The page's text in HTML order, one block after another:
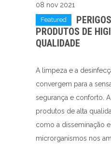
08 nov 2021
Featured
PRODUTOS DE
QUALIDADE
A limpeza e a
convergem para a
segurança e conforto.
produtos de alta
como a disseminação
microrganismos nos